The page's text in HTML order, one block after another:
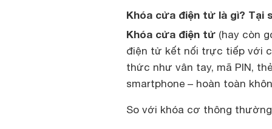
Khóa cửa điện tử là gì? Tại
Khóa cửa điện tử (hay còn
điện tử kết nối trực tiếp với
thức như vân tay, mã PIN,
smartphone – hoàn toàn
So với khóa cơ thông